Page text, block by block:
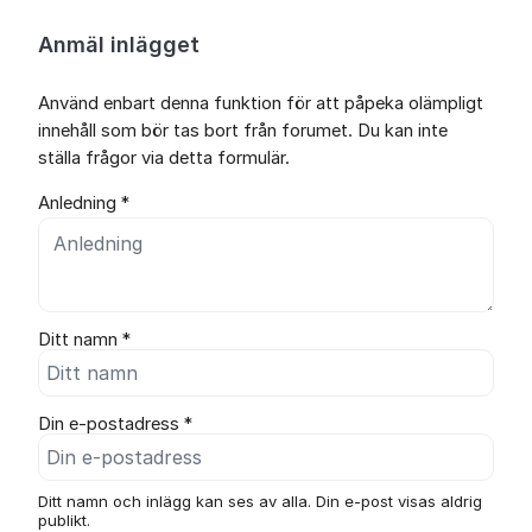
Anmäl inlägget
Använd enbart denna funktion för att påpeka olämpligt
innehåll som bör tas bort från forumet. Du kan inte
ställa frågor via detta formulär.
Anledning *
Ditt namn *
Din e-postadress *
Ditt namn och inlägg kan ses av alla. Din e-post visas aldrig
publikt.